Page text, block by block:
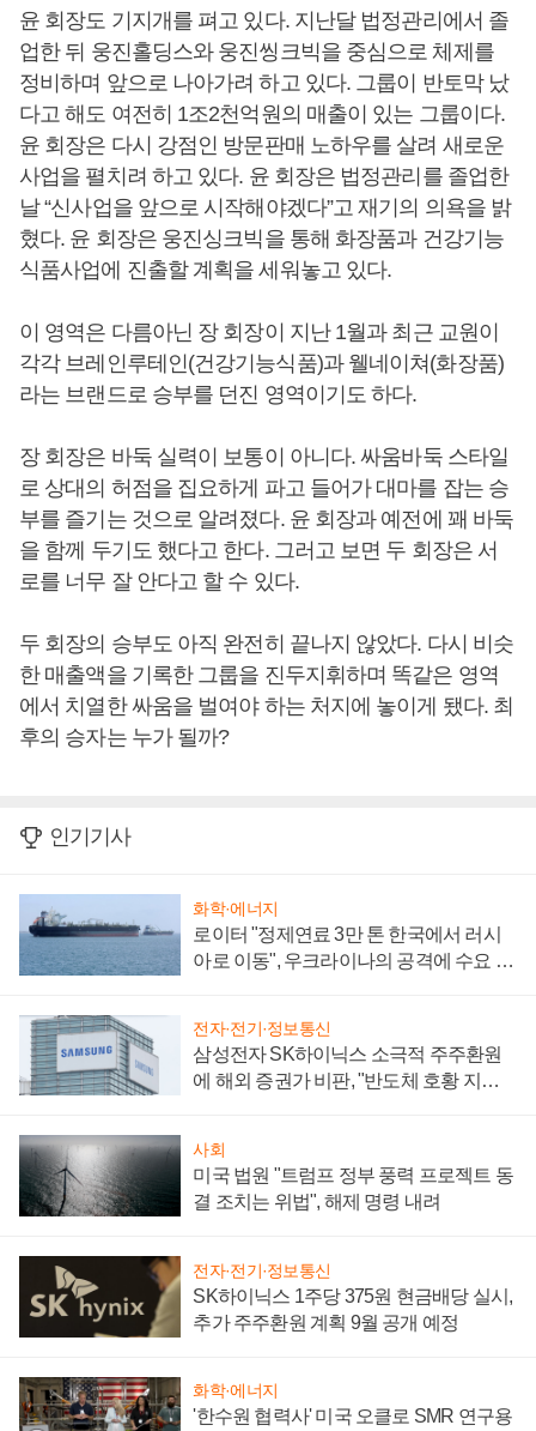
윤 회장도 기지개를 펴고 있다. 지난달 법정관리에서 졸
업한 뒤 웅진홀딩스와 웅진씽크빅을 중심으로 체제를
정비하며 앞으로 나아가려 하고 있다. 그룹이 반토막 났
다고 해도 여전히 1조2천억원의 매출이 있는 그룹이다.
윤 회장은 다시 강점인 방문판매 노하우를 살려 새로운
사업을 펼치려 하고 있다. 윤 회장은 법정관리를 졸업한
날 “신사업을 앞으로 시작해야겠다”고 재기의 의욕을 밝
혔다. 윤 회장은 웅진싱크빅을 통해 화장품과 건강기능
식품사업에 진출할 계획을 세워놓고 있다.
이 영역은 다름아닌 장 회장이 지난 1월과 최근 교원이
각각 브레인루테인(건강기능식품)과 웰네이쳐(화장품)
라는 브랜드로 승부를 던진 영역이기도 하다.
장 회장은 바둑 실력이 보통이 아니다. 싸움바둑 스타일
로 상대의 허점을 집요하게 파고 들어가 대마를 잡는 승
부를 즐기는 것으로 알려졌다. 윤 회장과 예전에 꽤 바둑
을 함께 두기도 했다고 한다. 그러고 보면 두 회장은 서
로를 너무 잘 안다고 할 수 있다.
두 회장의 승부도 아직 완전히 끝나지 않았다. 다시 비슷
한 매출액을 기록한 그룹을 진두지휘하며 똑같은 영역
에서 치열한 싸움을 벌여야 하는 처지에 놓이게 됐다. 최
후의 승자는 누가 될까?
인기기사
화학·에너지
로이터 "정제연료 3만 톤 한국에서 러시
아로 이동", 우크라이나의 공격에 수요 늘
전자·전기·정보통신
삼성전자 SK하이닉스 소극적 주주환원
에 해외 증권가 비판, "반도체 호황 지속
사회
미국 법원 "트럼프 정부 풍력 프로젝트 동
결 조치는 위법", 해제 명령 내려
전자·전기·정보통신
SK하이닉스 1주당 375원 현금배당 실시,
추가 주주환원 계획 9월 공개 예정
화학·에너지
'한수원 협력사' 미국 오클로 SMR 연구용